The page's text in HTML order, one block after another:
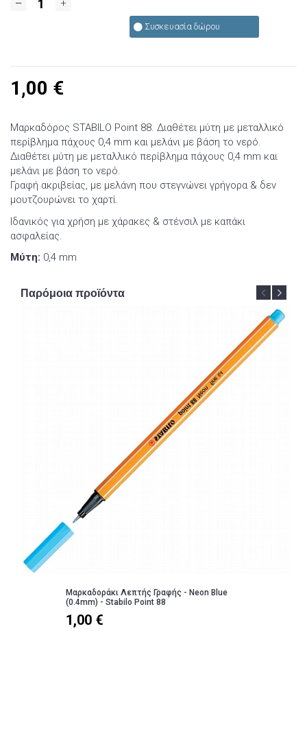
Συσκευασία δώρου
1,00 €
Μαρκαδόρος STABILO Point 88. Διαθέτει μύτη με μεταλλικό
περίβλημα πάχους 0,4 mm και μελάνι με βάση το νερό.
Διαθέτει μύτη με μεταλλικό περίβλημα πάχους 0,4 mm και
μελάνι με βάση το νερό.
Γραφή ακριβείας, με μελάνη που στεγνώνει γρήγορα & δεν
μουτζουρώνει το χαρτί.
Ιδανικός για χρήση με χάρακες & στένσιλ με καπάκι
ασφαλείας.
Μύτη: 0,4 mm
Παρόμοια προϊόντα
Μαρκαδοράκι Λεπτής Γραφής - Neon Blue
(0.4mm) - Stabilo Point 88
1,00 €